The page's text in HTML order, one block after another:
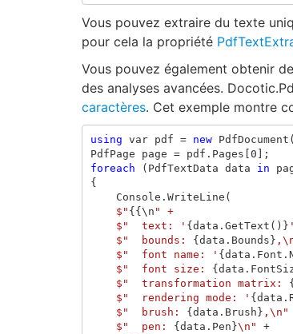
Vous pouvez extraire du texte
pour cela la propriété
Vous pouvez également obtenir
des analyses avancées.
caractères. Cet exemple montre
using var pdf = new PdfDocument (
PdfPage
page = pdf . Pages 0 ];
foreach
( PdfTextData data in
{
Console . WriteLine (
$" {{ \ n
" +
$"  text: ' { data . GetText ()}
$"  bounds: { data . Bounds }
$"  font name: ' { data . Font .
$"  font size: { data .
$"  transformation matrix: {
$"  rendering mode: ' { data .
$"  brush: { data . Brush } ,\n"
$"  pen: { data . Pen }\n"
+